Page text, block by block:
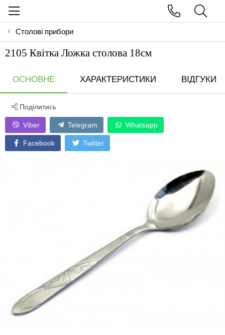
Столові прибори
2105 Квітка Ложка столова 18см
ОСНОВНЕ ХАРАКТЕРИСТИКИ ВІДГУКИ
Поділитись
Viber Telegram Whatsapp
Facebook Twitter